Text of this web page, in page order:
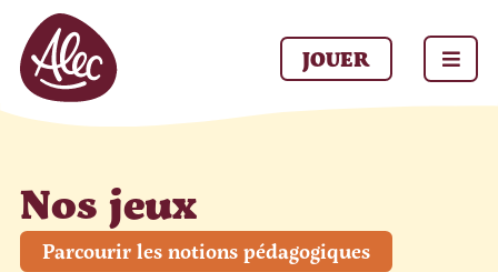
JOUER
Nos jeux
Parcourir les notions pédagogiques
Panneau de gestion des cookies